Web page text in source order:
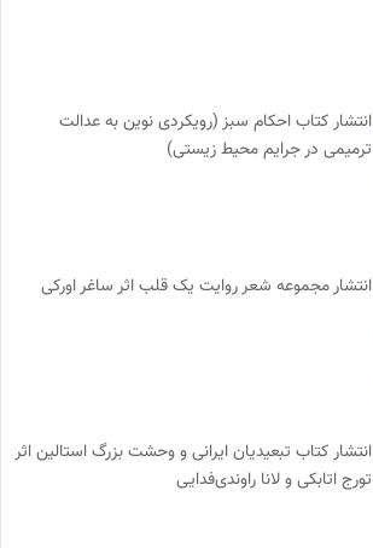
انتشار کتاب احکام سبز (رویکردی نوین به عدالت
ترمیمی در جرایم محیط‌ زیستی)
انتشار مجموعه شعر روایت یک قلب اثر ساغر اورکی
انتشار کتاب تبعیدیان ایرانی و وحشت بزرگ استالین اثر
تورج اتابکی و لانا راوندی‌فدایی